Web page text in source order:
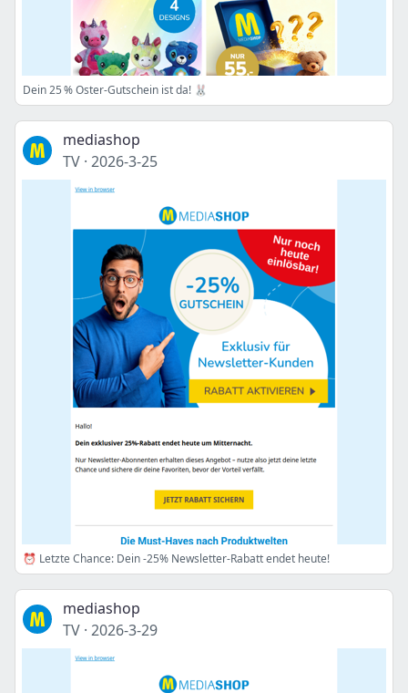
Dein 25 % Oster-Gutschein ist da! 🐰
mediashop
TV · 2026-3-25
⏰ Letzte Chance: Dein -25% Newsletter-Rabatt endet heute!
mediashop
TV · 2026-3-29